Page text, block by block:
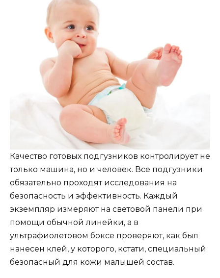
Качество готовых подгузников контролирует не
только машина, но и человек. Все подгузники
обязательно проходят исследования на
безопасность и эффективность. Каждый
экземпляр измеряют на световой панели при
помощи обычной линейки, а в
ультрафиолетовом боксе проверяют, как был
нанесен клей, у которого, кстати, специальный
безопасный для кожи малышей состав.